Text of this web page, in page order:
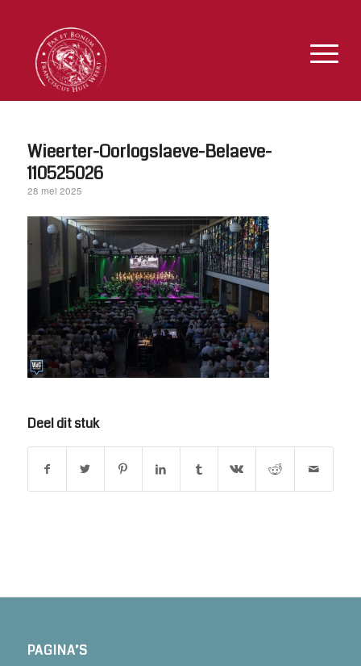
Wieerter-Oorlogslaeve-Belaeve-
110525026
28 mei 2025
Deel dit stuk
PAGINA’S